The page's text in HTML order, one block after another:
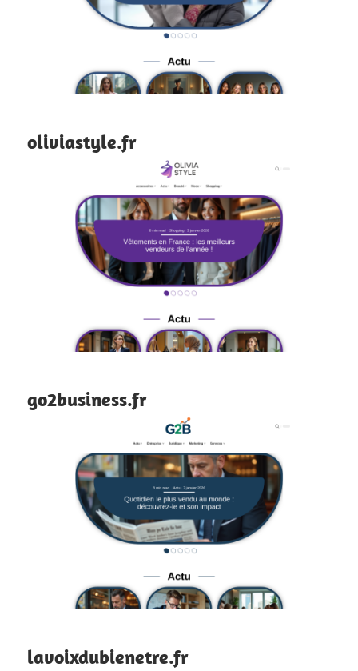
oliviastyle.fr
go2business.fr
lavoixdubienetre.fr